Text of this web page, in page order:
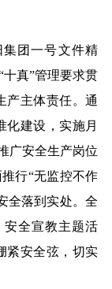
团一号文件精
真”管理要求贯
产主体责任。通
化建设，实施月
广安全生产岗位
行“无监控不作
全落到实处。全
安全宣教主题活
紧安全弦，切实